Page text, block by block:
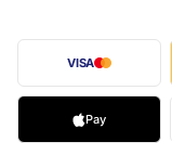
VISA
Pay